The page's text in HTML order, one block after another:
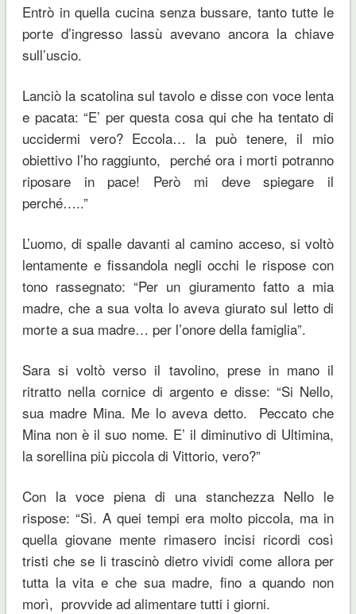
Entrò in quella cucina senza bussare, tanto tutte le
porte d’ingresso lassù avevano ancora la chiave
sull’uscio.
Lanciò la scatolina sul tavolo e disse con voce lenta
e pacata: “E’ per questa cosa qui che ha tentato di
uccidermi vero? Eccola… la può tenere, il mio
obiettivo l’ho raggiunto, perché ora i morti potranno
riposare in pace! Però mi deve spiegare il
perché…..”
L’uomo, di spalle davanti al camino acceso, si voltò
lentamente e fissandola negli occhi le rispose con
tono rassegnato: “Per un giuramento fatto a mia
madre, che a sua volta lo aveva giurato sul letto di
morte a sua madre… per l’onore della famiglia”.
Sara si voltò verso il tavolino, prese in mano il
ritratto nella cornice di argento e disse: “Si Nello,
sua madre Mina. Me lo aveva detto. Peccato che
Mina non è il suo nome. E’ il diminutivo di Ultimina,
la sorellina più piccola di Vittorio, vero?”
Con la voce piena di una stanchezza Nello le
rispose: “Sì. A quei tempi era molto piccola, ma in
quella giovane mente rimasero incisi ricordi così
tristi che se li trascinò dietro vividi come allora per
tutta la vita e che sua madre, fino a quando non
morì, provvide ad alimentare tutti i giorni.